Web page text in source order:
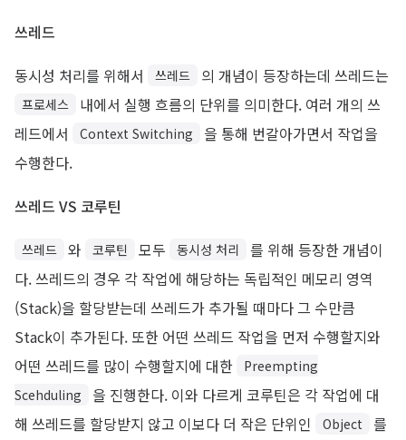
쓰레드
동시성 처리를 위해서
쓰레드 의 개념이 등장하는데 쓰레드는
프로세스
내에서 실행 흐름의 단위를 의미한다. 여러 개의 쓰
레드에서
Context Switching
을 통해 번갈아가면서 작업을
수행한다.
쓰레드 VS 코루틴
쓰레드 와 코루틴 모두 동시성 처리
를 위해 등장한 개념이
다. 쓰레드의 경우 각 작업에 해당하는 독립적인 메모리 영역
(Stack)을 할당받는데 쓰레드가 추가될 때마다 그 수만큼
Stack이 추가된다. 또한 어떤 쓰레드 작업을 먼저 수행할지와
어떤 쓰레드를 많이 수행할지에 대한
Preempting
Scehduling
을 진행한다. 이와 다르게 코루틴은 각 작업에 대
해 쓰레드를 할당받지 않고 이보다 더 작은 단위인
Object
를